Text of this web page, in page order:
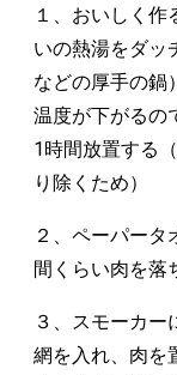
１、おいしく作
いの熱湯をダッ
などの厚手の鍋
温度が下がるの
1時間放置する
り除くため）
２、ペーパー
間くらい肉を落
３、スモーカー
網を入れ、肉を